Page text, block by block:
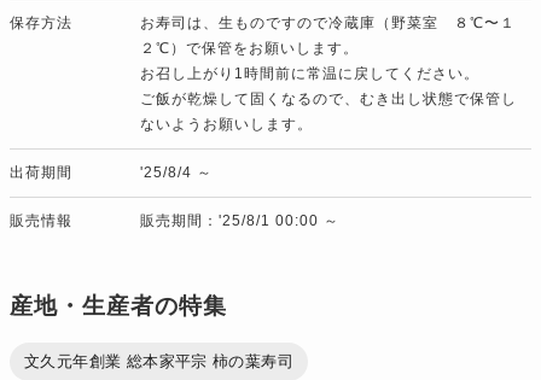
保存方法
お寿司は、生ものですので冷蔵庫（野菜室 ８℃〜１
２℃）で保管をお願いします。
お召し上がり1時間前に常温に戻してください。
ご飯が乾燥して固くなるので、むき出し状態で保管し
ないようお願いします。
出荷期間 '25/8/4 ～
販売情報 販売期間：'25/8/1 00:00 ～
産地・生産者の特集
文久元年創業 総本家平宗 柿の葉寿司